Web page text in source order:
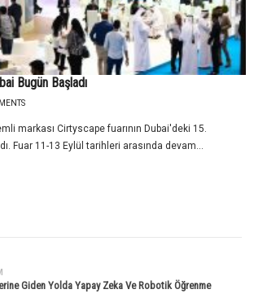
Bugün Başladı
markası Cirtyscape fuarının Dubai'deki 15.
Fuar 11-13 Eylül tarihleri arasında devam...
Giden Yolda Yapay Zeka Ve Robotik Öğrenme